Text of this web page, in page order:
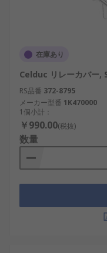
安全カバー
在庫あり
Celduc リレーカバー,
RS品番 372-8795
メーカー型番 1K470000
1個小計：
￥990.00(税抜)
数量